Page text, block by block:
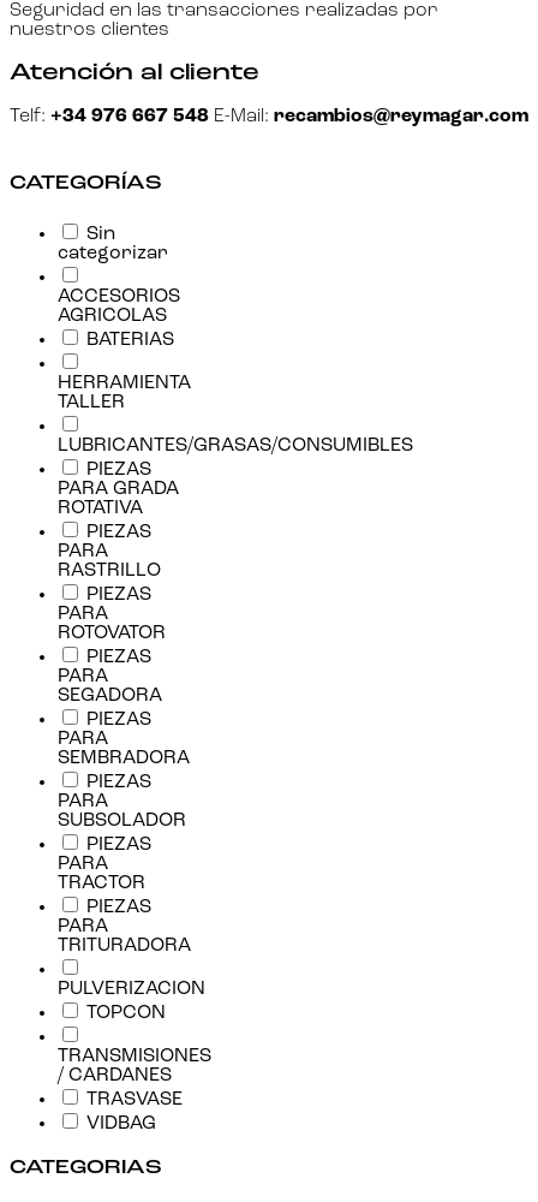
Seguridad en las transacciones realizadas por
nuestros clientes
Atención al cliente
Telf: +34 976 667 548 E-Mail: recambios@reymagar.com
CATEGORÍAS
Sin
categorizar
ACCESORIOS
AGRICOLAS
BATERIAS
HERRAMIENTA
TALLER
LUBRICANTES/GRASAS/CONSUMIBLES
PIEZAS
PARA GRADA
ROTATIVA
PIEZAS
PARA
RASTRILLO
PIEZAS
PARA
ROTOVATOR
PIEZAS
PARA
SEGADORA
PIEZAS
PARA
SEMBRADORA
PIEZAS
PARA
SUBSOLADOR
PIEZAS
PARA
TRACTOR
PIEZAS
PARA
TRITURADORA
PULVERIZACION
TOPCON
TRANSMISIONES
/ CARDANES
TRASVASE
VIDBAG
CATEGORIAS